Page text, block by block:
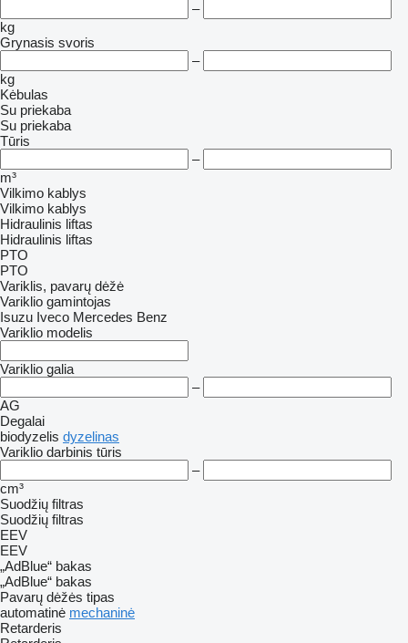
–
kg
Grynasis svoris
–
kg
Kėbulas
Su priekaba
Su priekaba
Tūris
–
m³
Vilkimo kablys
Vilkimo kablys
Hidraulinis liftas
Hidraulinis liftas
PTO
PTO
Variklis, pavarų dėžė
Variklio gamintojas
Isuzu Iveco Mercedes Benz
Variklio modelis
Variklio galia
–
AG
Degalai
biodyzelis dyzelinas
Variklio darbinis tūris
–
cm³
Suodžių filtras
Suodžių filtras
EEV
EEV
„AdBlue“ bakas
„AdBlue“ bakas
Pavarų dėžės tipas
automatinė mechaninė
Retarderis